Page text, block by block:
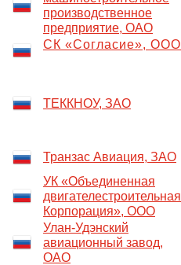
производственное
предприятие, ОАО
СК «Согласие», ООО
ТЕККНОУ, ЗАО
Транзас Авиация, ЗАО
УК «Объединенная
двигателестроительная
Корпорация», ООО
Улан-Удэнский
авиационный завод,
ОАО